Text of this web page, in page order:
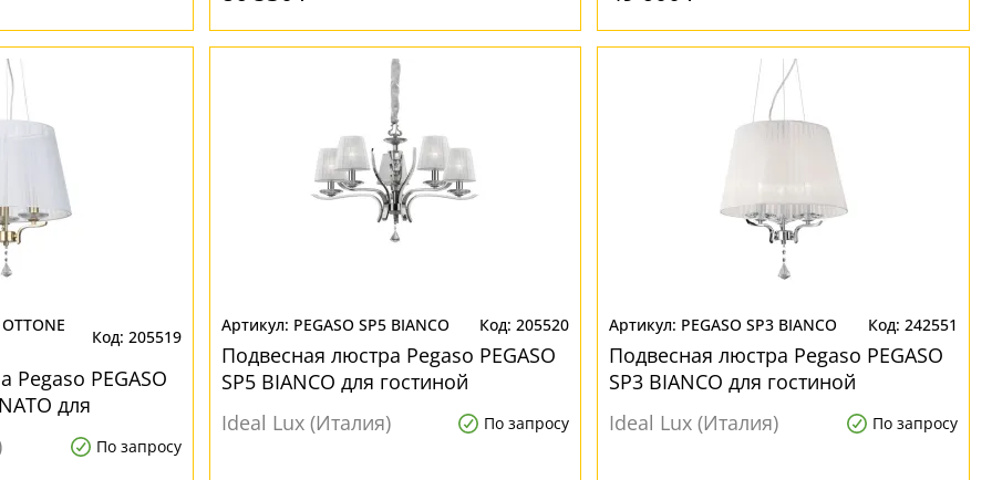
205519
Pegaso PEGASO
для
По запросу
PEGASO SP5 BIANCO 205520
Подвесная люстра Pegaso PEGASO
SP5 BIANCO для гостиной
Ideal Lux (Италия)
По запросу
PEGASO SP3 BIANCO 242551
Подвесная люстра Pegaso PEGASO
SP3 BIANCO для гостиной
Ideal Lux (Италия)
По запросу